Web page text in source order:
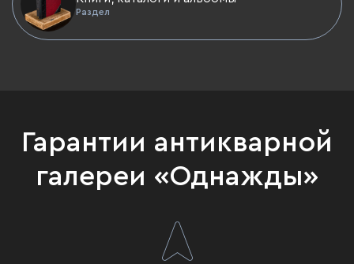
Раздел
Гарантии антикварной
галереи «Однажды»